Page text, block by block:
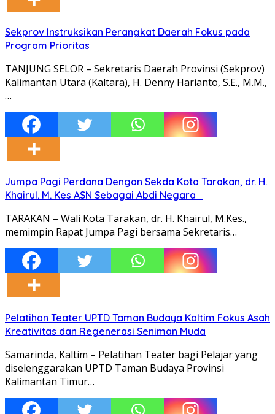
Sekprov Instruksikan Perangkat Daerah Fokus pada
Program Prioritas
TANJUNG SELOR – Sekretaris Daerah Provinsi (Sekprov)
Kalimantan Utara (Kaltara), H. Denny Harianto, S.E., M.M.,
…
Jumpa Pagi Perdana Dengan Sekda Kota Tarakan, dr. H.
Khairul. M. Kes ASN Sebagai Abdi Negara
TARAKAN – Wali Kota Tarakan, dr. H. Khairul, M.Kes.,
memimpin Rapat Jumpa Pagi bersama Sekretaris…
Pelatihan Teater UPTD Taman Budaya Kaltim Fokus Asah
Kreativitas dan Regenerasi Seniman Muda
Samarinda, Kaltim – Pelatihan Teater bagi Pelajar yang
diselenggarakan UPTD Taman Budaya Provinsi
Kalimantan Timur…